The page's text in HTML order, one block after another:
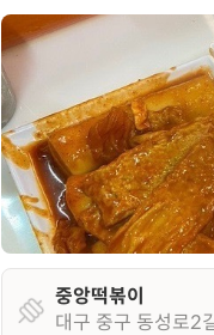
중앙떡볶이
대구 중구 동성로2